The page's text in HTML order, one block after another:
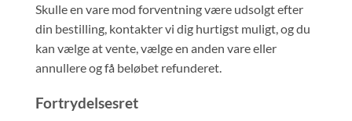
Skulle en vare mod forventning være udsolgt efter
din bestilling, kontakter vi dig hurtigst muligt, og du
kan vælge at vente, vælge en anden vare eller
annullere og få beløbet refunderet.
Fortrydelsesret